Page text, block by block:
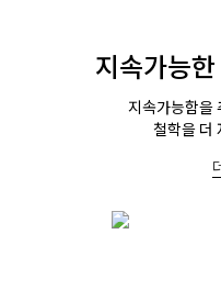
지속가능
지속가능함을
철학을 더